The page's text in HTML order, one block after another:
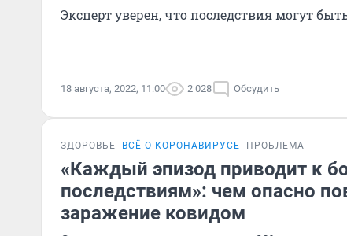
Эксперт уверен, что последствия могут
18 августа, 2022, 11:00 2 028 Обсудить
ЗДОРОВЬЕ ВСЁ О КОРОНАВИРУСЕ ПРОБЛЕМА
«Каждый эпизод приводит к
последствиям»: чем опасно
заражение ковидом